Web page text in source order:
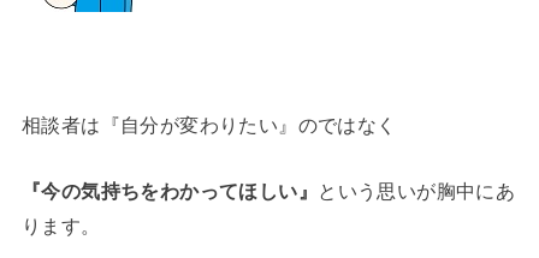
相談者は『自分が変わりたい』のではなく
『今の気持ちをわかってほしい』
という思いが胸中にあ
ります。